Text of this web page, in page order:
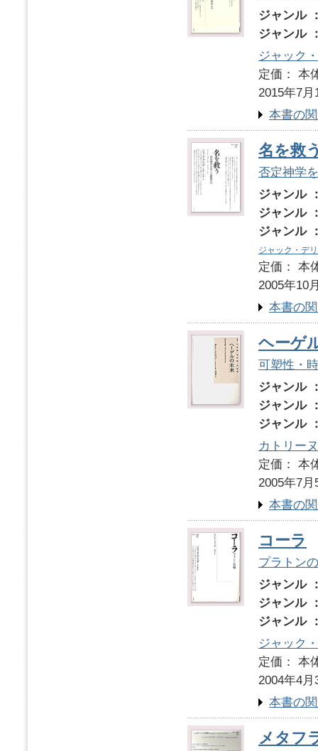
ジャンル
ジャンル
ジャック
定価：
2015年7月
本書の
名を救
否定神学
ジャンル
ジャンル
ジャンル
ジャック・デ
定価：
2005年10
本書の
ヘーゲ
可塑性・
ジャンル
ジャンル
ジャンル
カトリー
定価：
2005年7月
本書の
コーラ
プラトン
ジャンル
ジャンル
ジャンル
ジャック
定価：
2004年4月
本書の
メタフ